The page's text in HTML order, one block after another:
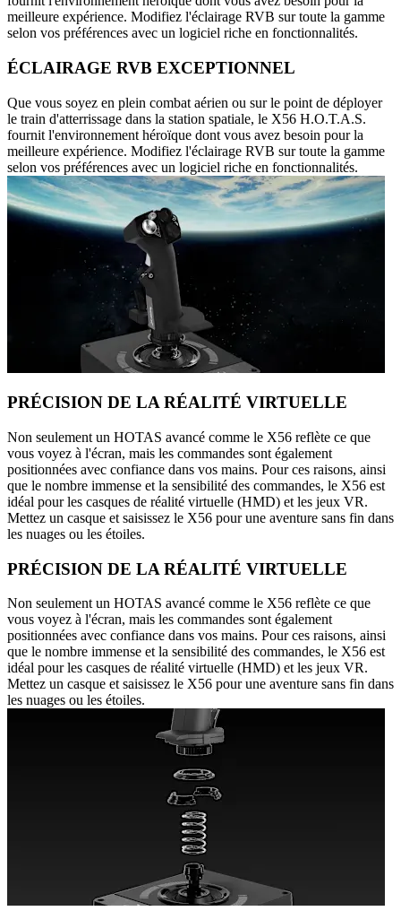
meilleure expérience. Modifiez l'éclairage RVB sur toute la gamme
selon vos préférences avec un logiciel riche en fonctionnalités.
ÉCLAIRAGE RVB EXCEPTIONNEL
Que vous soyez en plein combat aérien ou sur le point de déployer
le train d'atterrissage dans la station spatiale, le X56 H.O.T.A.S.
fournit l'environnement héroïque dont vous avez besoin pour la
meilleure expérience. Modifiez l'éclairage RVB sur toute la gamme
selon vos préférences avec un logiciel riche en fonctionnalités.
PRÉCISION DE LA RÉALITÉ VIRTUELLE
Non seulement un HOTAS avancé comme le X56 reflète ce que
vous voyez à l'écran, mais les commandes sont également
positionnées avec confiance dans vos mains. Pour ces raisons, ainsi
que le nombre immense et la sensibilité des commandes, le X56 est
idéal pour les casques de réalité virtuelle (HMD) et les jeux VR.
Mettez un casque et saisissez le X56 pour une aventure sans fin dans
les nuages ou les étoiles.
PRÉCISION DE LA RÉALITÉ VIRTUELLE
Non seulement un HOTAS avancé comme le X56 reflète ce que
vous voyez à l'écran, mais les commandes sont également
positionnées avec confiance dans vos mains. Pour ces raisons, ainsi
que le nombre immense et la sensibilité des commandes, le X56 est
idéal pour les casques de réalité virtuelle (HMD) et les jeux VR.
Mettez un casque et saisissez le X56 pour une aventure sans fin dans
les nuages ou les étoiles.